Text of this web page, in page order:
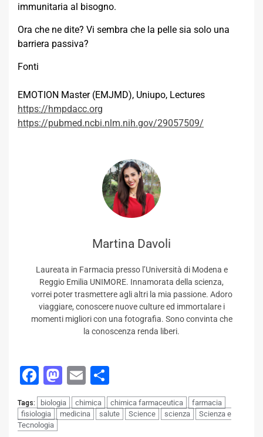
immunitaria al bisogno.
Ora che ne dite? Vi sembra che la pelle sia solo una
barriera passiva?
Fonti
EMOTION Master (EMJMD), Uniupo, Lectures
https://hmpdacc.org
https://pubmed.ncbi.nlm.nih.gov/29057509/
Martina Davoli
Laureata in Farmacia presso l’Università di Modena e
Reggio Emilia UNIMORE. Innamorata della scienza,
vorrei poter trasmettere agli altri la mia passione. Adoro
viaggiare, conoscere nuove culture ed immortalare i
momenti migliori con una fotografia. Sono convinta che
la conoscenza renda liberi.
Facebook
Mastodon
Email
Tags: biologia chimica chimica farmaceutica
farmacia
fisiologia
medicina salute Science scienza
Scienza e
Tecnologia